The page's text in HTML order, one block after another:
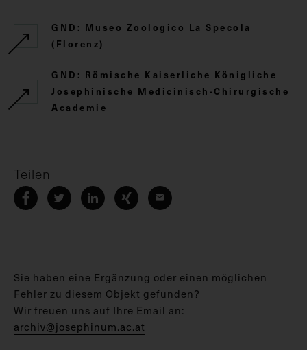
GND: Museo Zoologico La Specola
(Florenz)
GND: Römische Kaiserliche Königliche
Josephinische Medicinisch-Chirurgische
Academie
Teilen
Sie haben eine Ergänzung oder einen möglichen
Fehler zu diesem Objekt gefunden?
Wir freuen uns auf Ihre Email an:
archiv@josephinum.ac.at